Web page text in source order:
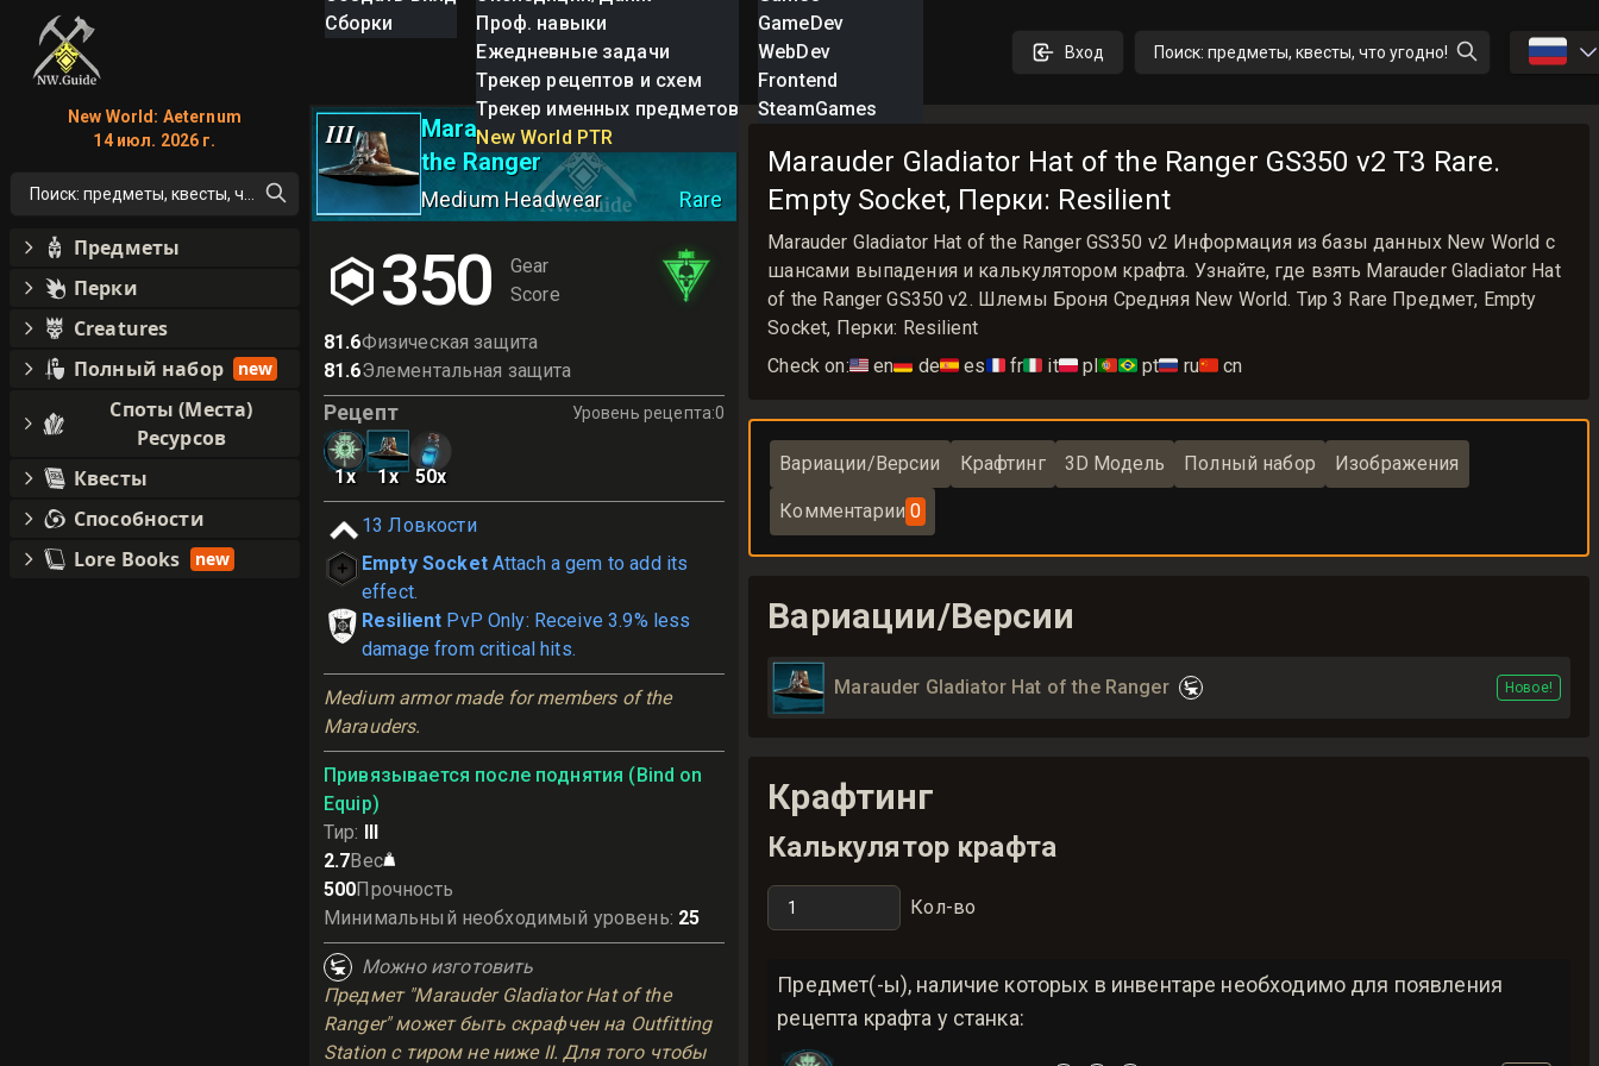
Сборки
Проф. навыки
Ежедневные задачи
Трекер рецептов и схем
Трекер именных предметов
New World PTR
GameDev
WebDev
Frontend
SteamGames
Вход Поиск: предметы, квесты, что угодно! 🇷🇺
III
Marauder Gladiator Hat of
the Ranger
Medium Headwear Rare
350
Gear
Score
81.6Физическая защита
81.6Элементальная защита
Рецепт Уровень рецепта:0
1x 1x 50x
13 Ловкости
Empty Socket Attach a gem to add its
effect.
Resilient PvP Only: Receive 3.9% less
damage from critical hits.
Medium armor made for members of the
Marauders.
Привязывается после поднятия (Bind on
Equip)
Тир: III
2.7Вес
500Прочность
Минимальный необходимый уровень: 25
Можно изготовить
Предмет "Marauder Gladiator Hat of the
Ranger" может быть скрафчен на Outfitting
Station с тиром не ниже II. Для того чтобы
Marauder Gladiator Hat of the Ranger GS350 v2 T3 Rare.
Empty Socket, Перки: Resilient
Marauder Gladiator Hat of the Ranger GS350 v2 Информация из базы данных New World с
шансами выпадения и калькулятором крафта. Узнайте, где взять Marauder Gladiator Hat
of the Ranger GS350 v2. Шлемы Броня Средняя New World. Тир 3 Rare Предмет, Empty
Socket, Перки: Resilient
Check on:🇺🇸 en🇩🇪 de🇪🇸 es🇫🇷 fr🇮🇹 it🇵🇱 pl🇵🇹🇧🇷 pt🇷🇺 ru🇨🇳 cn
Вариации/Версии Крафтинг 3D Модель Полный набор Изображения
Комментарии 0
Вариации/Версии
Marauder Gladiator Hat of the Ranger Новое!
Крафтинг
Калькулятор крафта
Кол-во
Предмет(-ы), наличие которых в инвентаре необходимо для появления
рецепта крафта у станка:
New World: Aeternum
14 июл. 2026 г.
Поиск: предметы, квесты, что угодно!
Предметы
Перки
Creatures
Полный набор
new
Споты (Места)
Ресурсов
Квесты
Способности
Lore Books
new